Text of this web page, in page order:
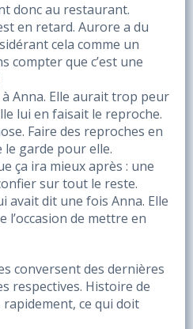
donc au restaurant.
en retard. Aurore a du
cela comme un
compter que c’est une
Anna. Elle aurait trop peur
lui en faisait le reproche.
Faire des reproches en
le garde pour elle.
ça ira mieux après : une
sur tout le reste.
avait dit une fois Anna. Elle
l’occasion de mettre en
conversent des dernières
respectives. Histoire de
rapidement, ce qui doit